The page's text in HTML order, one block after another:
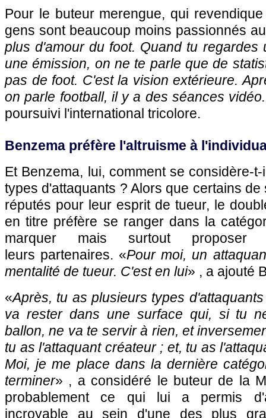
Pour le buteur merengue, qui
gens sont beaucoup moins passionnés
plus d'amour du foot. Quand tu regardes
une émission, on ne te parle que de
pas de foot. C'est la vision extérieure.
on parle football, il y a des séances
poursuivi l'international tricolore.
Benzema préfère l'altruisme à
Et Benzema, lui, comment se considère-
types d'attaquants ? Alors que certains
réputés pour leur esprit de tueur, le
en titre préfère se ranger dans la
marquer mais surtout
leurs partenaires. «Pour moi, un
mentalité de tueur. C'est en lui» , a ajouté
«Après, tu as plusieurs types
va rester dans une surface qui, si tu
ballon, ne va te servir à rien, et
tu as l'attaquant créateur ; et, tu as
Moi, je me place dans la dernière
terminer» , a considéré le buteur de la
probablement ce qui lui a permis
incroyable au sein d'une des plus